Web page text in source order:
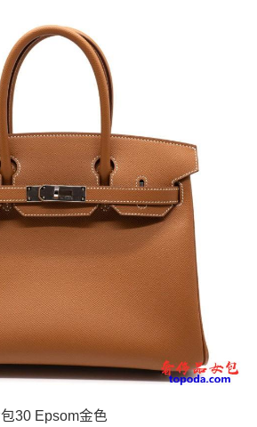
30 Epsom金色